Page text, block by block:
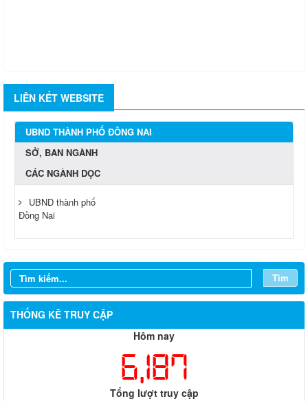
LIÊN KẾT WEBSITE
UBND THÀNH PHỐ ĐỒNG NAI
SỞ, BAN NGÀNH
CÁC NGÀNH DỌC
UBND thành phố
Đồng Nai
Tìm
THỐNG KÊ TRUY CẬP
Hôm nay
6,187
Tổng lượt truy cập